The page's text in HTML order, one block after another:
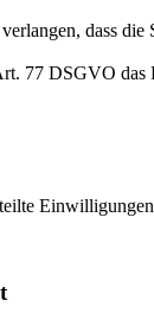
dass
77 DSGVO das